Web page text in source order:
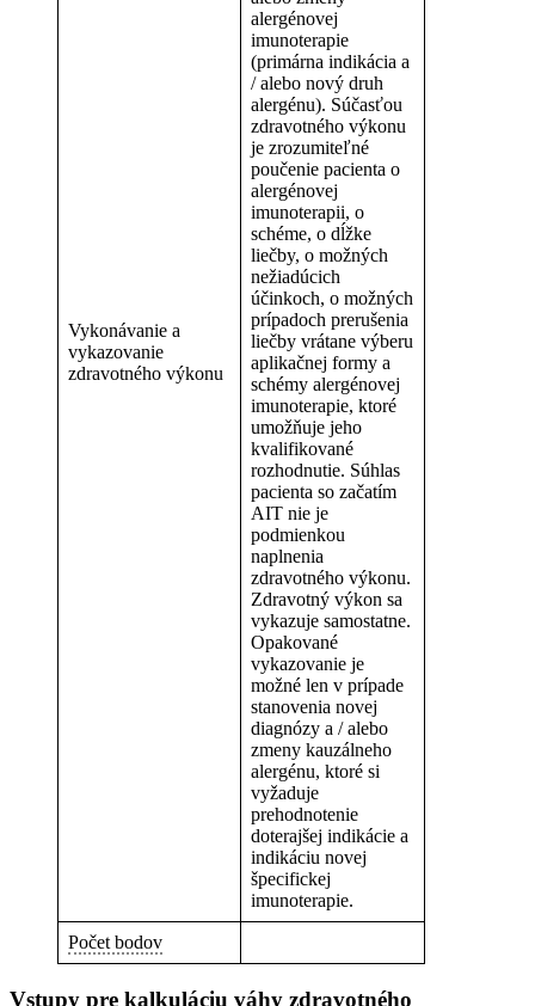
Vykonávanie a
vykazovanie
zdravotného výkonu
alergénovej
imunoterapie
(primárna indikácia a
/ alebo nový druh
alergénu). Súčasťou
zdravotného výkonu
je zrozumiteľné
poučenie pacienta o
alergénovej
imunoterapii, o
schéme, o dĺžke
liečby, o možných
nežiadúcich
účinkoch, o možných
prípadoch prerušenia
liečby vrátane výberu
aplikačnej formy a
schémy alergénovej
imunoterapie, ktoré
umožňuje jeho
kvalifikované
rozhodnutie. Súhlas
pacienta so začatím
AIT nie je
podmienkou
naplnenia
zdravotného výkonu.
Zdravotný výkon sa
vykazuje samostatne.
Opakované
vykazovanie je
možné len v prípade
stanovenia novej
diagnózy a / alebo
zmeny kauzálneho
alergénu, ktoré si
vyžaduje
prehodnotenie
doterajšej indikácie a
indikáciu novej
špecifickej
imunoterapie.
Počet bodov
Vstupy pre kalkuláciu váhy zdravotného